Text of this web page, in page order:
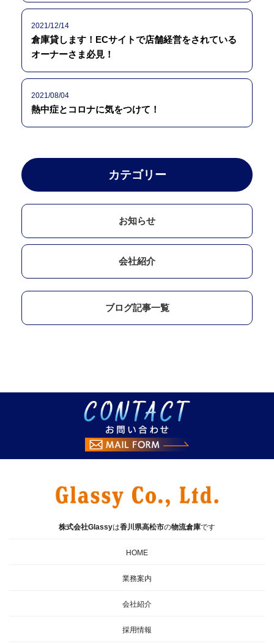
2021/12/14
倉庫貸します！ECサイトで店舗経営をされている
オーナーさま必見！
2021/08/04
熱中症とコロナに気をつけて！
カテゴリー
お知らせ
会社紹介
ブログ記事一覧
株式会社Glassyは香川県高松市の物流倉庫です
HOME
業務案内
会社紹介
採用情報